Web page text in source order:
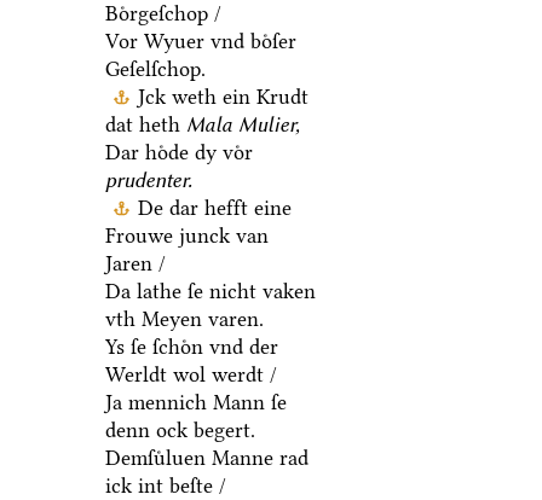
Vor Kopen vnd ock
Boͤrgeſchop /
Vor Wyuer vnd boͤſer
Geſelſchop.
Jck weth ein Krudt
dat hethMala Mulier,
Dar hoͤde dy voͤr
prudenter.
De dar hefft eine
Frouwe junck van
Jaren /
Da lathe ſe nicht vaken
vth Meyen varen.
Ys ſe ſchoͤn vnd der
Werldt wol werdt /
Ja mennich Mann ſe
denn ock begert.
Demſuͤluen Manne rad